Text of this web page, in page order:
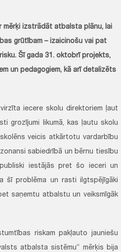
mērķi izstrādāt atbalsta plānu, lai
grūtībam – izaicinošu vai pat
Šī gada 31. oktobrī projekts,
un pedagogiem, kā arī detalizēts
iecere skolu direktoriem ļaut
grozījumi likumā, kas ļautu skolu
veicis atkārtotu vardarbību
sabiedrībā un bērnu tiesību
iestājās pret šo ieceri un
šī problēma un rasti ilgtspējīgāki
saņemtu atbalstu un veiksmīgāk
riskam pakļauto jauniešu
atbalsta sistēmu” mērķis bija